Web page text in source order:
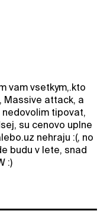
vam vsetkym,.kto
Massive attack, a
nedovolim tipovat,
su cenovo uplne
nehraju :(, no
budu v lete, snad
:)